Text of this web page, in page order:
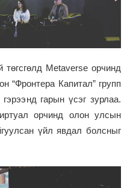
Metaverse орчинд
“Фронтера Капитал” групп
гарын үсэг зурлаа.
орчинд олон улсын
сан үйл явдал болсныг